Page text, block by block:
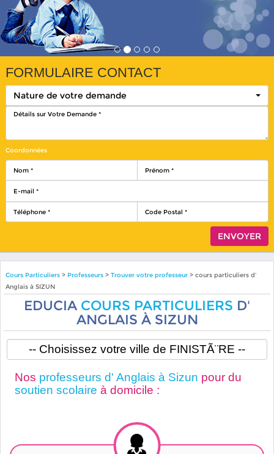
FORMULAIRE CONTACT
Nature de votre demande
Coordonnées
Cours Particuliers> Professeurs > Trouver votre professeur> cours particuliers d'
Anglais à SIZUN
EDUCIA COURS PARTICULIERS D'
ANGLAIS À SIZUN
Nos professeurs d' Anglais à Sizun pour du
soutien scolaire à domicile :